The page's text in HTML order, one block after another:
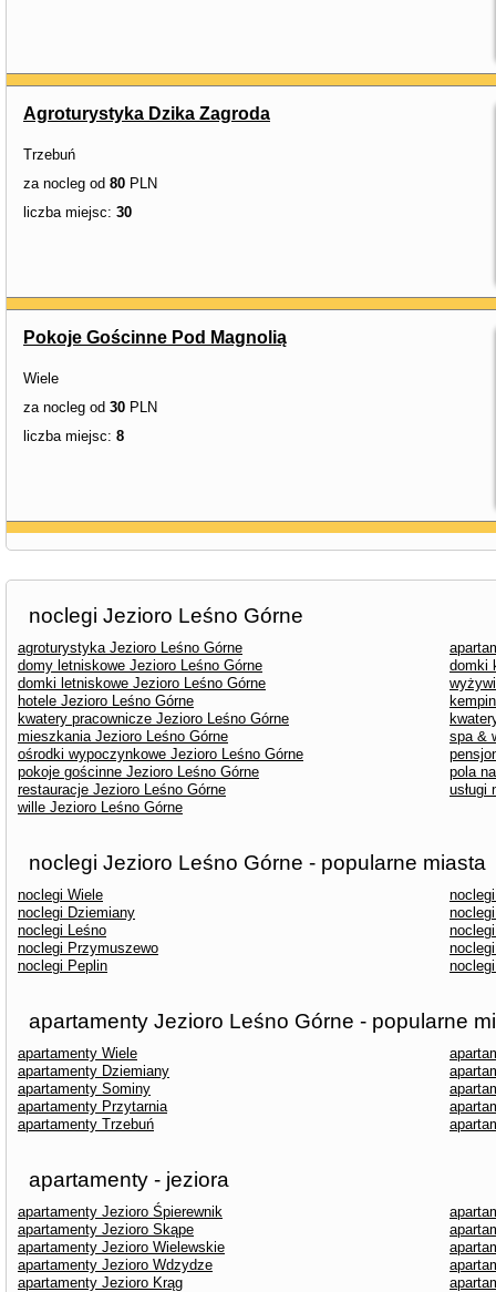
Agroturystyka Dzika Zagroda
Trzebuń
za nocleg od 80 PLN
liczba miejsc: 30
Pokoje Gościnne Pod Magnolią
Wiele
za nocleg od 30 PLN
liczba miejsc: 8
noclegi Jezioro Leśno Górne
agroturystyka Jezioro Leśno Górne
domy letniskowe Jezioro Leśno Górne
domki
domki letniskowe Jezioro Leśno Górne
hotele Jezioro Leśno Górne
kwatery pracownicze Jezioro Leśno Górne
mieszkania Jezioro Leśno Górne
spa &
ośrodki wypoczynkowe Jezioro Leśno Górne
pokoje gościnne Jezioro Leśno Górne
pola
restauracje Jezioro Leśno Górne
usługi
wille Jezioro Leśno Górne
noclegi Jezioro Leśno Górne - popularne miasta
noclegi Wiele
noclegi Dziemiany
noclegi Leśno
noclegi Przymuszewo
noclegi Peplin
apartamenty Jezioro Leśno Górne - popularne
apartamenty Wiele
apartamenty Dziemiany
apartamenty Sominy
apartamenty Przytarnia
apartamenty Trzebuń
apartamenty - jeziora
apartamenty Jezioro Śpierewnik
apartamenty Jezioro Skąpe
apartamenty Jezioro Wielewskie
apartamenty Jezioro Wdzydze
apartamenty Jezioro Krąg